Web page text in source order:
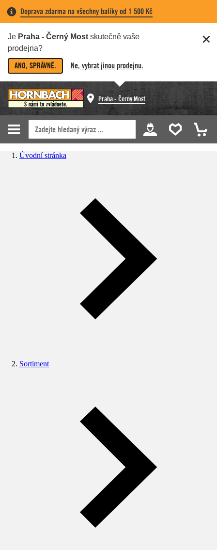
Doprava zdarma na všechny balíky od 1 500 Kč
Je Praha - Černý Most skutečně vaše
prodejna?
ANO, SPRÁVNĚ. Ne, vybrat jinou prodejnu.
Praha - Černý Most
Úvodní stránka
Sortiment